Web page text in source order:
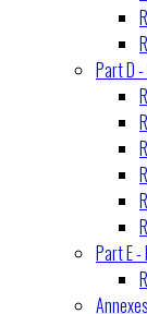
Part D
Part E -
Annexes